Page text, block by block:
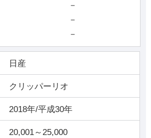
－
－
－
日産
クリッパーリオ
2018年/平成30年
20,001～25,000